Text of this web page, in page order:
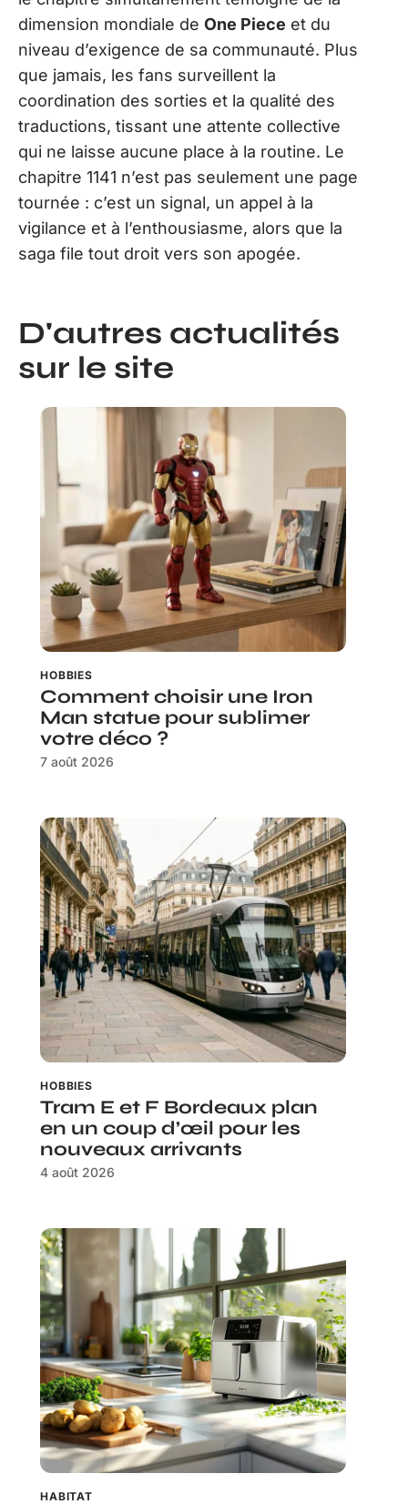
dimension mondiale de One Piece et du
niveau d’exigence de sa communauté. Plus
que jamais, les fans surveillent la
coordination des sorties et la qualité des
traductions, tissant une attente collective
qui ne laisse aucune place à la routine. Le
chapitre 1141 n’est pas seulement une page
tournée : c’est un signal, un appel à la
vigilance et à l’enthousiasme, alors que la
saga file tout droit vers son apogée.
D'autres actualités
sur le site
HOBBIES
Comment choisir une Iron
Man statue pour sublimer
votre déco ?
7 août 2026
HOBBIES
Tram E et F Bordeaux plan
en un coup d’œil pour les
nouveaux arrivants
4 août 2026
HABITAT